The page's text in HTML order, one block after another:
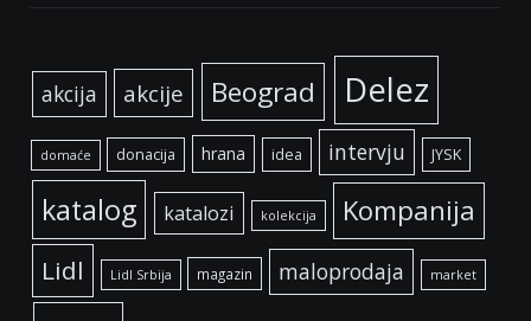
akcija akcije Beograd Delez
domaće donacija hrana idea intervju JYSK
katalog katalozi kolekcija Kompanija
Lidl Lidl Srbija magazin maloprodaja market